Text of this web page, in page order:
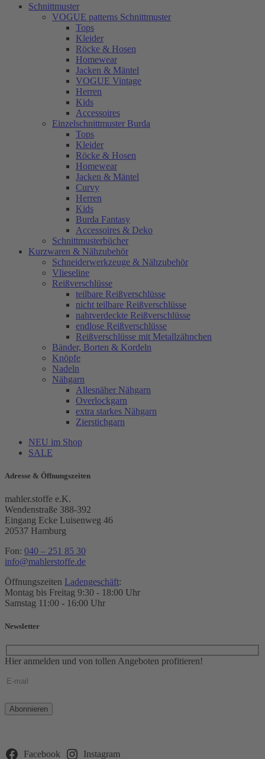
Schnittmuster
VOGUE patterns Schnittmuster
Tops
Kleider
Röcke & Hosen
Homewear
Jacken & Mäntel
VOGUE Vintage
Herren
Kids
Accessoires
Einzelschnittmuster Burda
Tops
Kleider
Röcke & Hosen
Homewear
Jacken & Mäntel
Curvy
Herren
Kids
Burda Fantasy
Accessoires & Deko
Schnittmusterbücher
Kurzwaren & Nähzubehör
Schneiderwerkzeuge & Nähzubehör
Vlieseline
Reißverschlüsse
teilbare Reißverschlüsse
nicht teilbare Reißverschlüsse
nahtverdeckte Reißverschlüsse
endlose Reißverschlüsse
Reißverschlüsse mit Metallzähnchen
Bänder, Borten & Kordeln
Knöpfe
Nadeln
Nähgarn
Allesnäher Nähgarn
Overlockgarn
extra starkes Nähgarn
Zierstichgarn
NEU im Shop
SALE
Adresse & Öffnungszeiten
mahler.stoffe e.K.
Wendenstraße 388-392
Eingang Ecke Luisenweg 46
20537 Hamburg
Fon: 040 – 251 85 30
info@mahlerstoffe.de
Öffnungszeiten Ladengeschäft:
Montag bis Freitag 9:30 - 18:00 Uhr
Samstag 11:00 - 16:00 Uhr
Newsletter
Hier anmelden und von tollen Angeboten profitieren!
Bitte
lasse
leer.
Facebook Instagram